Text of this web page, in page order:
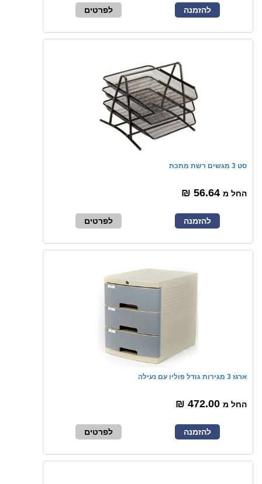
להזמנה לפרטים
סט 3 מגשים רשת מתכת
החל מ
להזמנה לפרטים
ארגז 3 מגירות גודל פוליו עם נעילה
החל מ
להזמנה לפרטים